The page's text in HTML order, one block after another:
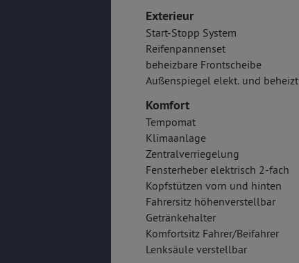
Exterieur
Start-Stopp System
Reifenpannenset
beheizbare Frontscheibe
Außenspiegel elekt. und beheizt
Komfort
Tempomat
Klimaanlage
Zentralverriegelung
Fensterheber elektrisch 2-fach
Kopfstützen vorn und hinten
Fahrersitz höhenverstellbar
Getränkehalter
Komfortsitz Fahrer/Beifahrer
Lenksäule verstellbar